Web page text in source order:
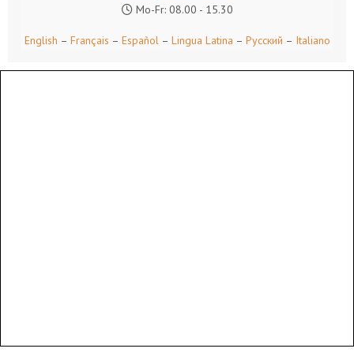
Mo-Fr: 08.00 - 15.30
English – Français – Español– Lingua Latina – Русский – Italiano